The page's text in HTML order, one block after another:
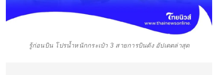
รู้ก่อนบิน โปรน้ำหนักกระเป๋า 3 สายการบินดัง อัปเดตล่าสุด